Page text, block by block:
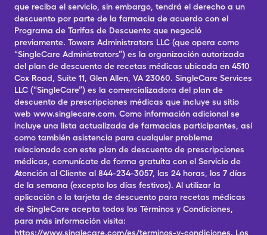
que reciba el servicio, sin embargo, tendrá el derecho a un
descuento por parte de la farmacia de acuerdo con el
Programa de Tarifas de Descuento que negoció
previamente. Towers Administrators LLC (que opera como
“SingleCare Administrators”) es la organización autorizada
del plan de descuento de recetas médicas ubicada en 4510
Cox Road, Suite 11, Glen Allen, VA 23060. SingleCare Services
LLC (“SingleCare”) es la comercializadora del plan de
descuento de prescripciones médicas que incluye su sitio
web www.singlecare.com. Como información adicional se
incluye una lista actualizada de farmacias participantes, así
como también asistencia para cualquier problema
relacionado con este plan de descuento de prescripciones
médicas, comunícate de forma gratuita con el Servicio de
Atención al Cliente al 844-234-3057, las 24 horas, los 7 días
de la semana (excepto los días festivos). Al utilizar la
aplicación o la tarjeta de descuento para recetas médicas
de SingleCare acepta todos los Términos y Condiciones,
para más información visita:
https://www.singlecare.com/es/terminos-y-condiciones. Los